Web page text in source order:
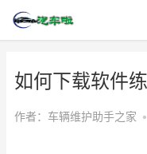
如何下载软件
作者：车辆维护助手之家 •